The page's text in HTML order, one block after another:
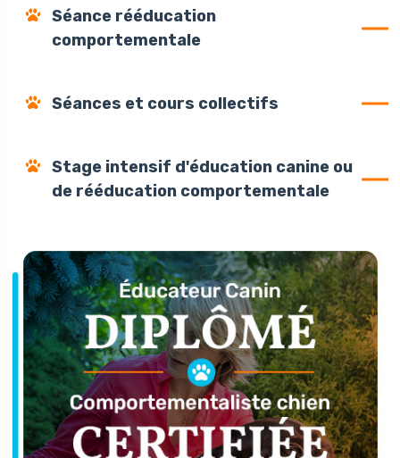
Séance rééducation
comportementale
Séances et cours collectifs
Stage intensif d'éducation canine ou
de rééducation comportementale